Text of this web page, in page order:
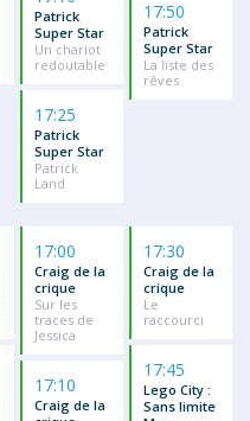
Patrick
Super Star
Un chariot
redoutable
17:25
Patrick
Super Star
Patrick
Land
17:50
Patrick
Super Star
La liste des
rêves
17:00
Craig de la
crique
Sur les
traces de
Jessica
17:10
Craig de la
17:30
Craig de la
crique
Le
raccourci
17:45
Lego City :
Sans limite